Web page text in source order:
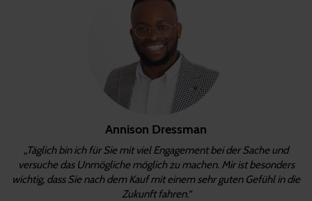
Annison Dressman
„Täglich bin ich für Sie mit viel Engagement bei der Sache und
versuche das Unmögliche möglich zu machen. Mir ist besonders
wichtig, dass Sie nach dem Kauf mit einem sehr guten Gefühl in die
Zukunft fahren.“